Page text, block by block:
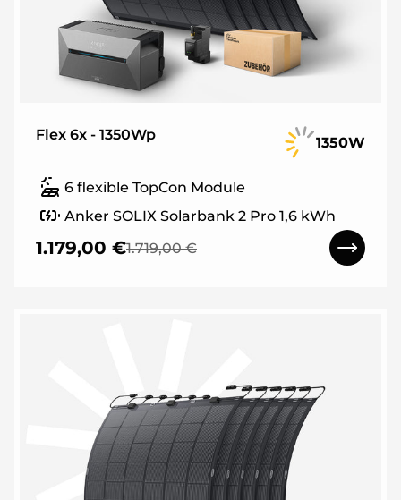
Flex 6x - 1350Wp 1350W
6 flexible TopCon Module
Anker SOLIX Solarbank 2 Pro 1,6 kWh
1.179,00 €1.719,00 €